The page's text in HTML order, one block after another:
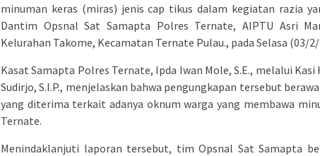
minuman keras (miras) jenis cap tikus dalam kegiatan razia
Dantim Opsnal Sat Samapta Polres Ternate, AIPTU Asri
Kelurahan Takome, Kecamatan Ternate Pulau., pada Selasa (03/2/
Kasat Samapta Polres Ternate, Ipda Iwan Mole, S.E., melalui
Sudirjo, S.I.P., menjelaskan bahwa pengungkapan tersebut
yang diterima terkait adanya oknum warga yang membawa
Ternate.
Menindaklanjuti laporan tersebut, tim Opsnal Sat Samapta